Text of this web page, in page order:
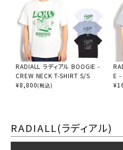
RADIALL ラディアル BOOGIE -
CREW NECK T-SHIRT S/S
¥8,800(税込)
E -
¥
RADIALL(ラディアル)